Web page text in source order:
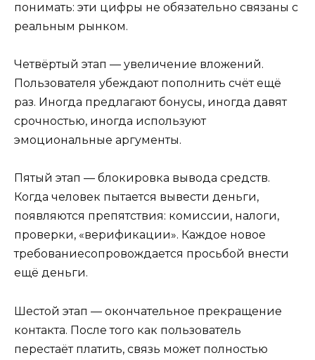
понимать: эти цифры не обязательно связаны с
реальным рынком.
Четвёртый этап — увеличение вложений.
Пользователя убеждают пополнить счёт ещё
раз. Иногда предлагают бонусы, иногда давят
срочностью, иногда используют
эмоциональные аргументы.
Пятый этап — блокировка вывода средств.
Когда человек пытается вывести деньги,
появляются препятствия: комиссии, налоги,
проверки, «верификации». Каждое новое
требованиесопровождается просьбой внести
ещё деньги.
Шестой этап — окончательное прекращение
контакта. После того как пользователь
перестаёт платить, связь может полностью